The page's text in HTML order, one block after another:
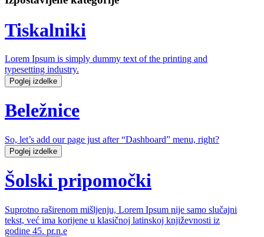
Tiskalniki
Lorem Ipsum is simply dummy text of the printing and
typesetting industry.
Poglej izdelke
Beležnice
So, let’s add our page just after “Dashboard” menu, right?
Poglej izdelke
Šolski pripomočki
Suprotno raširenom mišljenju, Lorem Ipsum nije samo slučajni
tekst, već ima korijene u klasičnoj latinskoj književnosti iz
godine 45. pr.n.e